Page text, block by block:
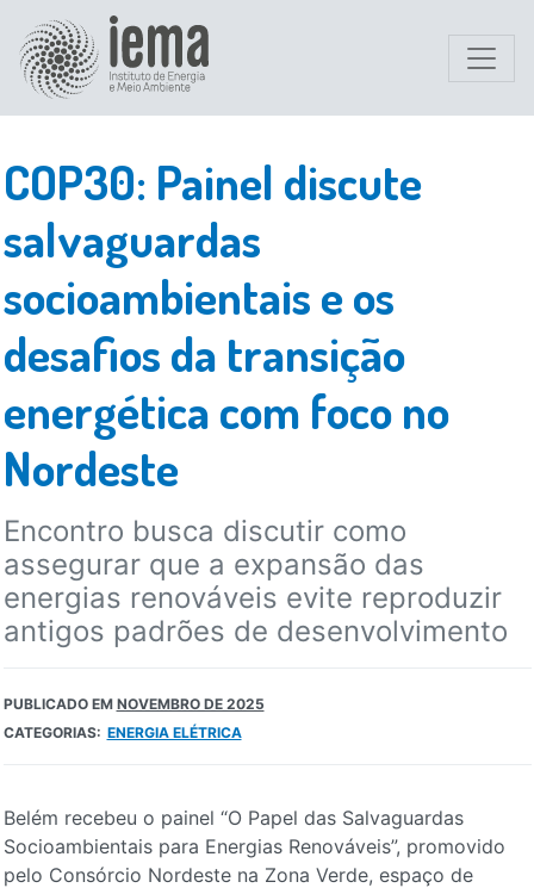
COP30: Painel discute
salvaguardas
socioambientais e os
desafios da transição
energética com foco no
Nordeste
Encontro busca discutir como
assegurar que a expansão das
energias renováveis evite reproduzir
antigos padrões de desenvolvimento
PUBLICADO EM NOVEMBRO DE 2025
CATEGORIAS: ENERGIA ELÉTRICA
Belém recebeu o painel “O Papel das Salvaguardas
Socioambientais para Energias Renováveis”, promovido
pelo Consórcio Nordeste na Zona Verde, espaço de